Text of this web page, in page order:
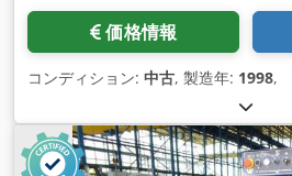
価格情報
コンディション: 中古, 製造年: 1998,